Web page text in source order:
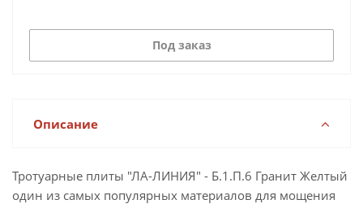
Под заказ
Описание
Тротуарные плиты "ЛА-ЛИНИЯ" - Б.1.П.6 Гранит Желтый
один из самых популярных материалов для мощения